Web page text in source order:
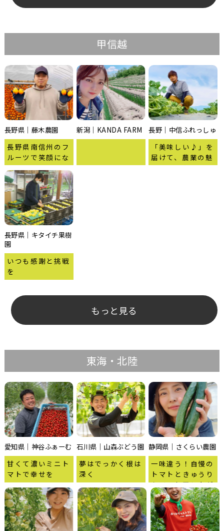
甲信越
長野県｜藤木農園
長野県南信州のフ
ルーツで笑顔にな
ろう！
新潟｜KANDA FARM
長野｜中信ふれっしゅ
「美味しい♪」を
届けて、農業の魅
力を伝えたい！
長野県｜キタイチ果樹
園
いつも感謝と挑戦
を
もっと見る
東海・北陸
愛知県｜神谷ふぁーむ
甘くて濃いミニト
マトで幸せを
石川県｜山森ぶどう園
夢はでっかく根は
深く
静岡県｜さくらい農園
一味違う！自慢の
トマトときゅうり
をぜひお召し上が
りください！